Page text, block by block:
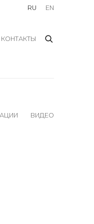
КОНТАКТЫ
RU EN
ВИДЕО